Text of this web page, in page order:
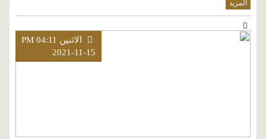
المزيد
الاثنين PM 04:11
2021-11-15